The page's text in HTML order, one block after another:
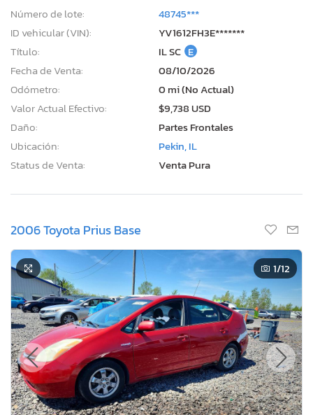
Número de lote:
48745***
ID vehicular (VIN):
YV1612FH3E*******
Título:
IL SC E
Fecha de Venta:
08/10/2026
Odómetro:
0 mi (No Actual)
Valor Actual Efectivo:
$9,738 USD
Daño:
Partes Frontales
Ubicación:
Pekin, IL
Status de Venta:
Venta Pura
2006 Toyota Prius Base
1/12